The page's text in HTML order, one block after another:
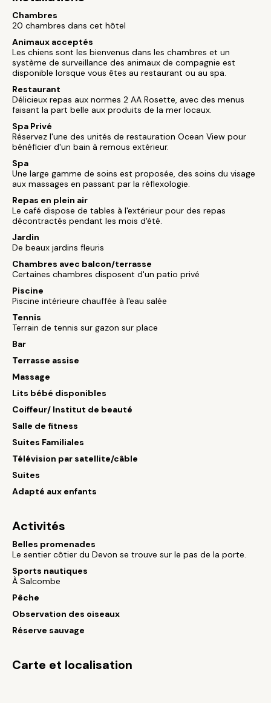
Chambres
20 chambres dans cet hôtel
Animaux acceptés
Les chiens sont les bienvenus dans les chambres et un
système de surveillance des animaux de compagnie est
disponible lorsque vous êtes au restaurant ou au spa.
Restaurant
Délicieux repas aux normes 2 AA Rosette, avec des menus
faisant la part belle aux produits de la mer locaux.
Spa Privé
Réservez l'une des unités de restauration Ocean View pour
bénéficier d'un bain à remous extérieur.
Spa
Une large gamme de soins est proposée, des soins du visage
aux massages en passant par la réflexologie.
Repas en plein air
Le café dispose de tables à l'extérieur pour des repas
décontractés pendant les mois d'été.
Jardin
De beaux jardins fleuris
Chambres avec balcon/terrasse
Certaines chambres disposent d'un patio privé
Piscine
Piscine intérieure chauffée à l'eau salée
Tennis
Terrain de tennis sur gazon sur place
Bar
Terrasse assise
Massage
Lits bébé disponibles
Coiffeur/ Institut de beauté
Salle de fitness
Suites Familiales
Télévision par satellite/câble
Suites
Adapté aux enfants
Activités
Belles promenades
Le sentier côtier du Devon se trouve sur le pas de la porte.
Sports nautiques
À Salcombe
Pêche
Observation des oiseaux
Réserve sauvage
Carte et localisation